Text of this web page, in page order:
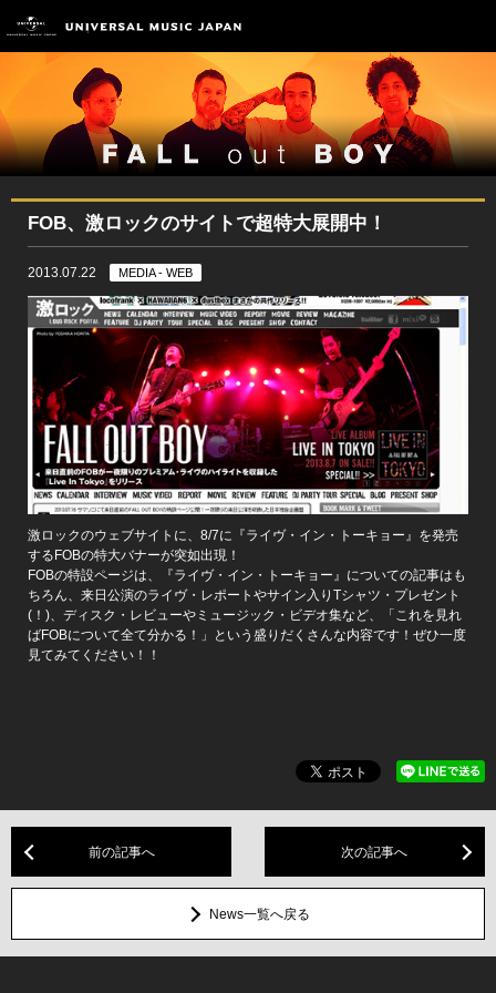
FOB、激ロックのサイトで超特大展開中！
2013.07.22 MEDIA - WEB
激ロックのウェブサイトに、8/7に『ライヴ・イン・トーキョー』を発売
するFOBの特大バナーが突如出現！
FOBの特設ページは、『ライヴ・イン・トーキョー』についての記事はも
ちろん、来日公演のライヴ・レポートやサイン入りTシャツ・プレゼント
(！)、ディスク・レビューやミュージック・ビデオ集など、「これを見れ
ばFOBについて全て分かる！」という盛りだくさんな内容です！ぜひ一度
見てみてください！！
前の記事へ 次の記事へ
News一覧へ戻る